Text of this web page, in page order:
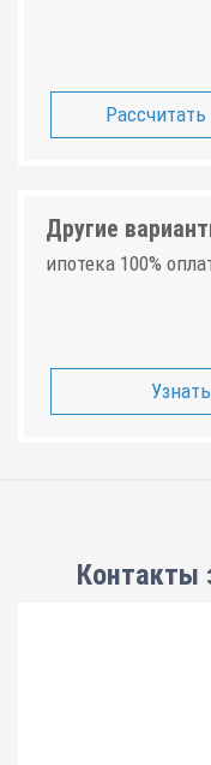
Другие
ипотека 100%
Контакты